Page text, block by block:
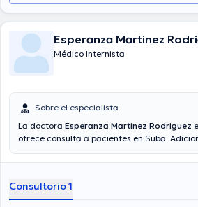
Esperanza Martinez
Médico Internista
Sobre el especialista
La doctora Esperanza Martinez Rodriguez
ofrece consulta a pacientes en Suba.
experiencia en su área de especialidad. La
ha desempeñado como miembro de
Esperanza Martinez Rodriguez ha
Consultorio 1